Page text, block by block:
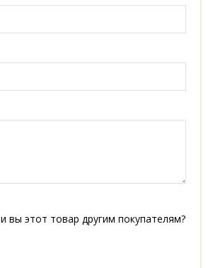
вы этот товар другим покупателям?